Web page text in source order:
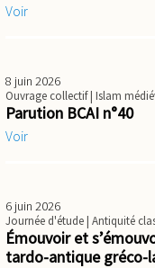
Voir
8 juin 2026
Ouvrage collectif| Islam
Parution BCAI n°40
Voir
6 juin 2026
Journée d'étude| Antiquité
Émouvoir et
tardo-antique gréco-